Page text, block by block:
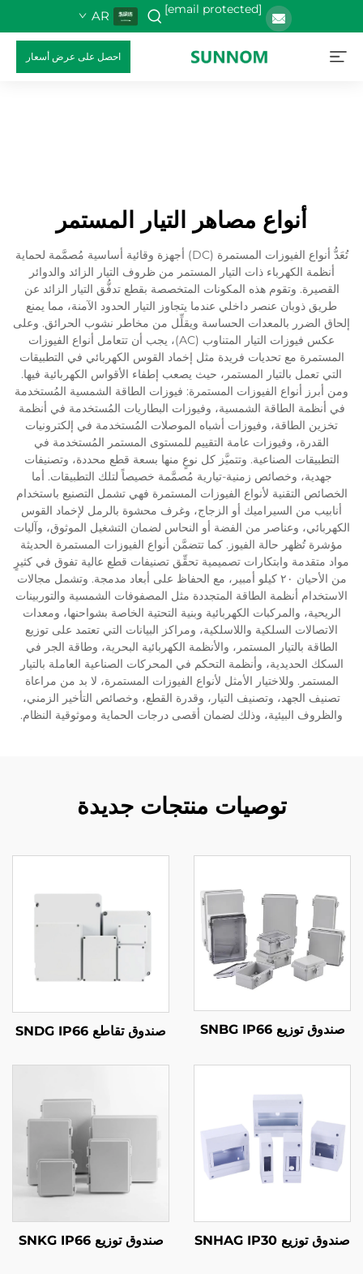
[email protected]
AR
احصل على عرض أسعار
أنواع مصاهر التيار المستمر
تُعَدُّ أنواع الفيوزات المستمرة (DC) أجهزة وقائية أساسية مُصمَّمة لحماية
أنظمة الكهرباء ذات التيار المستمر من ظروف التيار الزائد والدوائر
القصيرة. وتقوم هذه المكونات المتخصصة بقطع تدفُّق التيار الزائد عن
طريق ذوبان عنصر داخلي عندما يتجاوز التيار الحدود الآمنة، مما يمنع
إلحاق الضرر بالمعدات الحساسة ويقلِّل من مخاطر نشوب الحرائق. وعلى
عكس فيوزات التيار المتناوب (AC)، يجب أن تتعامل أنواع الفيوزات
المستمرة مع تحديات فريدة مثل إخماد القوس الكهربائي في التطبيقات
التي تعمل بالتيار المستمر، حيث يصعب إطفاء الأقواس الكهربائية فيها.
ومن أبرز أنواع الفيوزات المستمرة: فيوزات الطاقة الشمسية المُستخدمة
في أنظمة الطاقة الشمسية، وفيوزات البطاريات المُستخدمة في أنظمة
تخزين الطاقة، وفيوزات أشباه الموصلات المُستخدمة في إلكترونيات
القدرة، وفيوزات عامة التقييم للمستوى المستمر المُستخدمة في
التطبيقات الصناعية. وتتميَّز كل نوعٍ منها بسعة قطع محددة، وتصنيفات
جهدية، وخصائص زمنية-تيارية مُصمَّمة خصيصاً لتلك التطبيقات. أما
الخصائص التقنية لأنواع الفيوزات المستمرة فهي تشمل التصنيع باستخدام
أنابيب من السيراميك أو الزجاج، وغرف محشوة بالرمل لإخماد القوس
الكهربائي، وعناصر من الفضة أو النحاس لضمان التشغيل الموثوق، وآليات
مؤشرة تُظهر حالة الفيوز. كما تتضمَّن أنواع الفيوزات المستمرة الحديثة
مواد متقدمة وابتكارات تصميمية تحقِّق تصنيفات قطع عالية تفوق في كثيرٍ
من الأحيان ٢٠ كيلو أمبير، مع الحفاظ على أبعاد مدمجة. وتشمل مجالات
الاستخدام أنظمة الطاقة المتجددة مثل المصفوفات الشمسية والتوربينات
الريحية، والمركبات الكهربائية وبنية التحتية الخاصة بشواحنها، ومعدات
الاتصالات السلكية واللاسلكية، ومراكز البيانات التي تعتمد على توزيع
الطاقة بالتيار المستمر، والأنظمة الكهربائية البحرية، وطاقة الجر في
السكك الحديدية، وأنظمة التحكم في المحركات الصناعية العاملة بالتيار
المستمر. وللاختيار الأمثل لأنواع الفيوزات المستمرة، لا بد من مراعاة
تصنيف الجهد، وتصنيف التيار، وقدرة القطع، وخصائص التأخير الزمني،
والظروف البيئية، وذلك لضمان أقصى درجات الحماية وموثوقية النظام.
توصيات منتجات جديدة
صندوق توزيع SNBG IP66 صندوق تقاطع SNDG IP66
صندوق توزيع SNHAG IP30 صندوق توزيع SNKG IP66